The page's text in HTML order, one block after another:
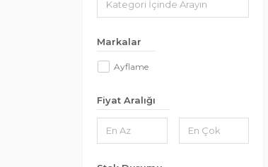
Markalar
Ayflame
Fiyat Aralığı